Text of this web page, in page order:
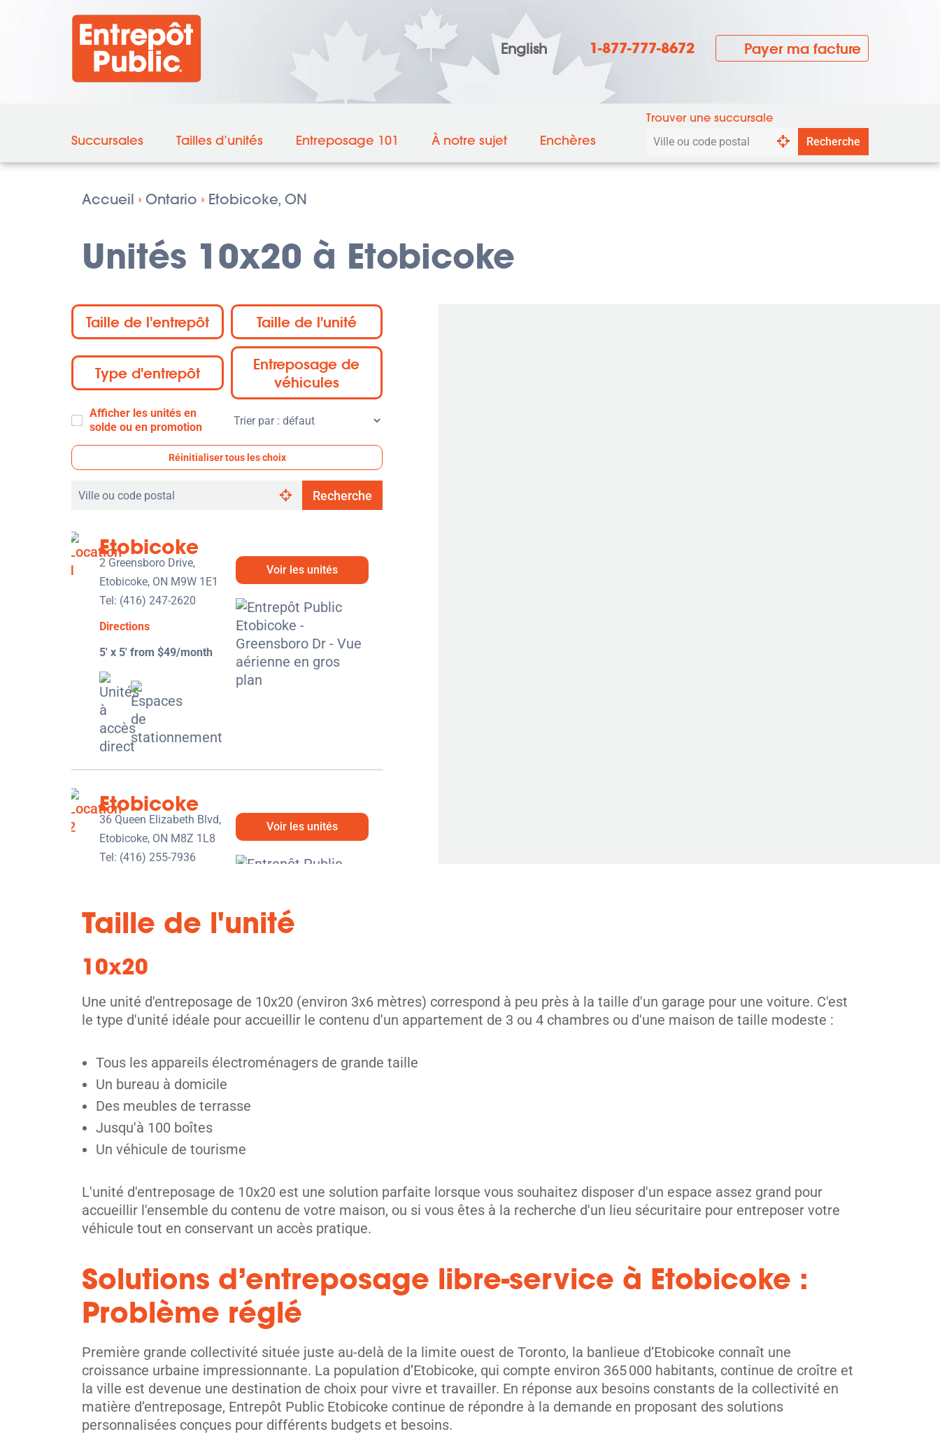
English 1-877-777-8672 Payer ma facture
Succursales Tailles d’unités Entreposage 101 À notre sujet Enchères
Trouver une succursale
Rechercher
Recherche
Accueil › Ontario › Etobicoke, ON
Unités 10x20 à Etobicoke
Taille de l'entrepôt Taille de l'unité
Type d'entrepôt
Entreposage de
véhicules
Afficher les unités en
solde ou en promotion
Trier
:
Réinitialiser tous les choix
Rechercher
ou
code
postal
Recherche
Etobicoke
2 Greensboro Drive,
Etobicoke, ON M9W 1E1
Tel: (416) 247-2620
Directions
5' x 5' from $49/month
Voir les unités
Etobicoke
36 Queen Elizabeth Blvd,
Etobicoke, ON M8Z 1L8
Tel: (416) 255-7936
5' x 5' from $179/month
Voir les unités
Etobicoke
2 Mendota Rd,
Tel:(416) 251-4411
Directions
5' x 5' from $169/month
Toronto
36 Vine Avenue,
Tel:
(416) 766-0889
Directions
5' x 5' from $119/month
Mississauga
Taille de l'unité
10x20
Une unité d'entreposage de 10x20 (environ 3x6 mètres) correspond à peu près à la taille d'un garage pour une voiture. C'est
le type d'unité idéale pour accueillir le contenu d'un appartement de 3 ou 4 chambres ou d'une maison de taille modeste :
Tous les appareils électroménagers de grande taille
Un bureau à domicile
Des meubles de terrasse
Jusqu'à 100 boîtes
Un véhicule de tourisme
L'unité d'entreposage de 10x20 est une solution parfaite lorsque vous souhaitez disposer d'un espace assez grand pour
accueillir l'ensemble du contenu de votre maison, ou si vous êtes à la recherche d'un lieu sécuritaire pour entreposer votre
véhicule tout en conservant un accès pratique.
Solutions d’entreposage libre-service à Etobicoke :
Problème réglé
Première grande collectivité située juste au-delà de la limite ouest de Toronto, la banlieue d’Etobicoke connaît une
croissance urbaine impressionnante. La population d’Etobicoke, qui compte environ 365 000 habitants, continue de croître et
la ville est devenue une destination de choix pour vivre et travailler. En réponse aux besoins constants de la collectivité en
matière d’entreposage, Entrepôt Public Etobicoke continue de répondre à la demande en proposant des solutions
personnalisées conçues pour différents budgets et besoins.